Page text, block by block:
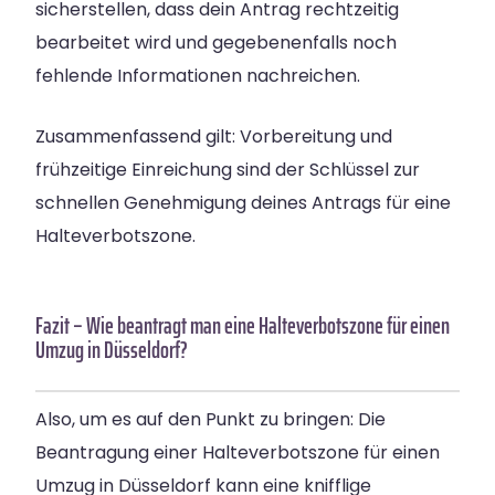
sicherstellen, dass dein Antrag rechtzeitig
bearbeitet wird und gegebenenfalls noch
fehlende Informationen nachreichen.
Zusammenfassend gilt: Vorbereitung und
frühzeitige Einreichung sind der Schlüssel zur
schnellen Genehmigung deines Antrags für eine
Halteverbotszone.
Fazit – Wie beantragt man eine Halteverbotszone für einen
Umzug in Düsseldorf?
Also, um es auf den Punkt zu bringen: Die
Beantragung einer Halteverbotszone für einen
Umzug in Düsseldorf kann eine knifflige